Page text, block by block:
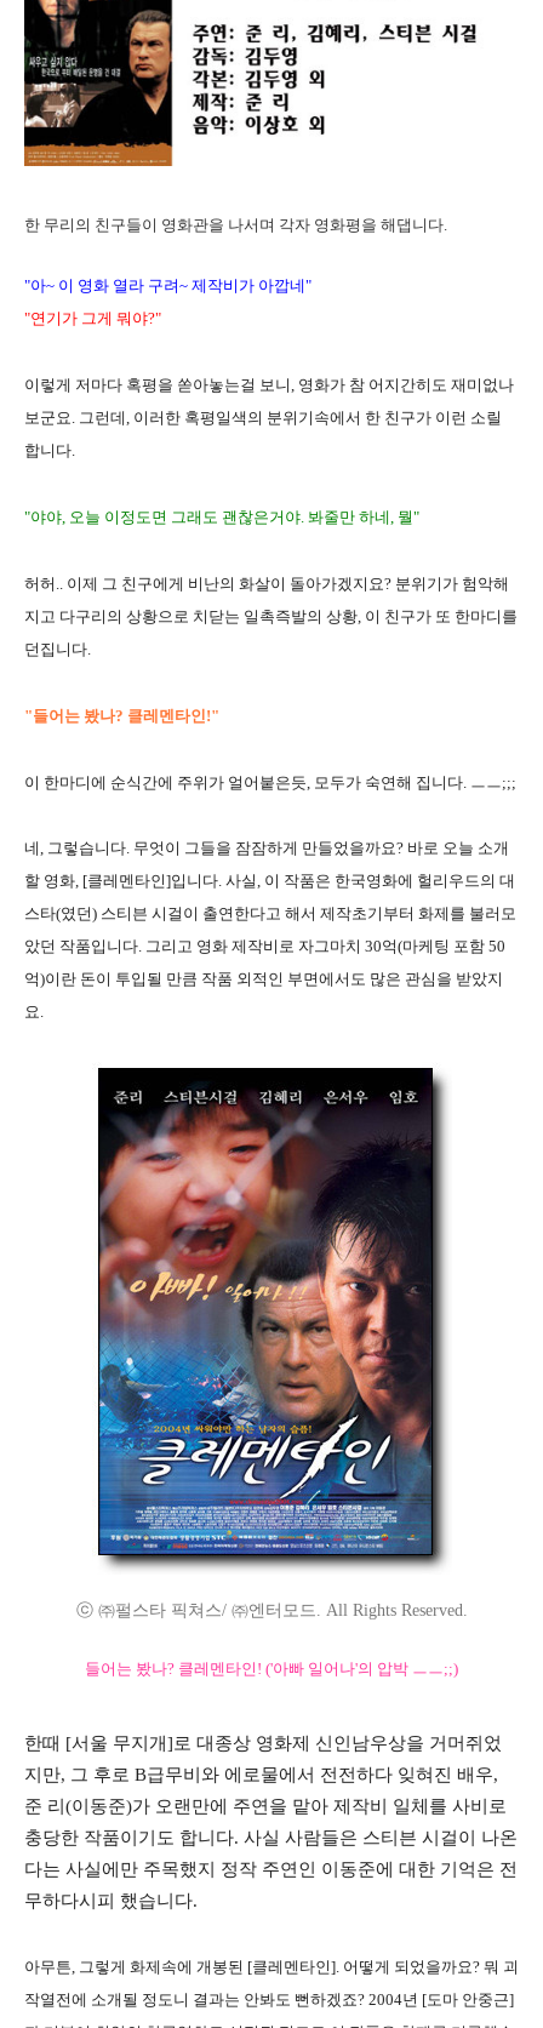
한 무리의 친구들이 영화관을 나서며 각자 영화평을 해댑니다.
"아~ 이 영화 열라 구려~ 제작비가 아깝네"
"연기가 그게 뭐야?"
이렇게 저마다 혹평을 쏟아놓는걸 보니, 영화가 참 어지간히도 재미없나
보군요. 그런데, 이러한 혹평일색의 분위기속에서 한 친구가 이런 소릴
합니다.
"야야, 오늘 이정도면 그래도 괜찮은거야. 봐줄만 하네, 뭘"
허허.. 이제 그 친구에게 비난의 화살이 돌아가겠지요? 분위기가 험악해
지고 다구리의 상황으로 치닫는 일촉즉발의 상황, 이 친구가 또 한마디를
던집니다.
"들어는 봤나? 클레멘타인!"
이 한마디에 순식간에 주위가 얼어붙은듯, 모두가 숙연해 집니다. ㅡㅡ;;;
네, 그렇습니다. 무엇이 그들을 잠잠하게 만들었을까요? 바로 오늘 소개
할 영화, [클레멘타인]입니다. 사실, 이 작품은 한국영화에 헐리우드의 대
스타(였던) 스티븐 시걸이 출연한다고 해서 제작초기부터 화제를 불러모
았던 작품입니다. 그리고 영화 제작비로 자그마치 30억(마케팅 포함 50
억)이란 돈이 투입될 만큼 작품 외적인 부면에서도 많은 관심을 받았지
요.
ⓒ ㈜펄스타 픽쳐스/ ㈜엔터모드. All Rights Reserved.
들어는 봤나? 클레멘타인! ('아빠 일어나'의 압박 ㅡㅡ;;)
한때 [서울 무지개]로 대종상 영화제 신인남우상을 거머쥐었
지만, 그 후로 B급무비와 에로물에서 전전하다 잊혀진 배우,
준 리(이동준)가 오랜만에 주연을 맡아 제작비 일체를 사비로
충당한 작품이기도 합니다. 사실 사람들은 스티븐 시걸이 나온
다는 사실에만 주목했지 정작 주연인 이동준에 대한 기억은 전
무하다시피 했습니다.
아무튼, 그렇게 화제속에 개봉된 [클레멘타인]. 어떻게 되었을까요? 뭐 괴
작열전에 소개될 정도니 결과는 안봐도 뻔하겠죠? 2004년 [도마 안중근]